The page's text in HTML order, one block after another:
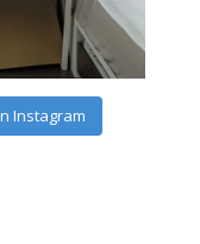
Instagram